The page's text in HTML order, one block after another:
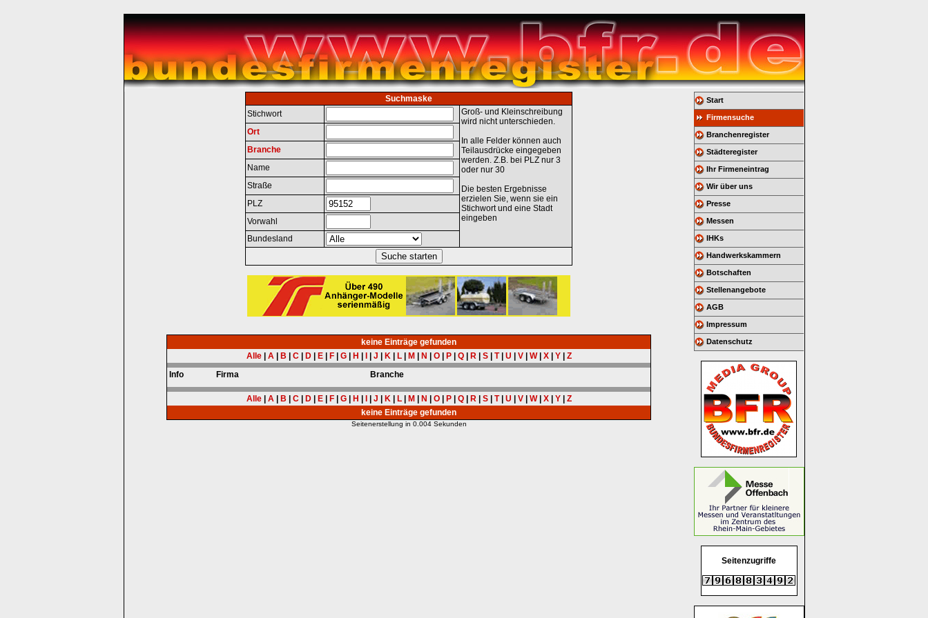
Suchmaske
Stichwort
Groß- und Kleinschreibung
wird nicht unterschieden.
In alle Felder können auch
Teilausdrücke eingegeben
werden. Z.B. bei PLZ nur 3
oder nur 30
Die besten Ergebnisse
erzielen Sie, wenn sie ein
Stichwort und eine Stadt
eingeben
Ort
Branche
Name
Straße
PLZ
Vorwahl
Bundesland
keine Einträge gefunden
Alle| A| B C| D| E| F| G| H J K| L| M N O| P| Q| R| S| T| U V| W| X| Y| Z
Info
Firma Branche
Alle| A| B C| D| E| F| G| H J K| L| M N O| P| Q| R| S| T| U V| W| X| Y| Z
keine Einträge gefunden
Seitenerstellung in 0.004 Sekunden
Start
Firmensuche
Branchenregister
Städteregister
Ihr Firmeneintrag
Wir über uns
Presse
Messen
IHKs
Handwerkskammern
Botschaften
Stellenangebote
AGB
Impressum
Datenschutz
Seitenzugriffe